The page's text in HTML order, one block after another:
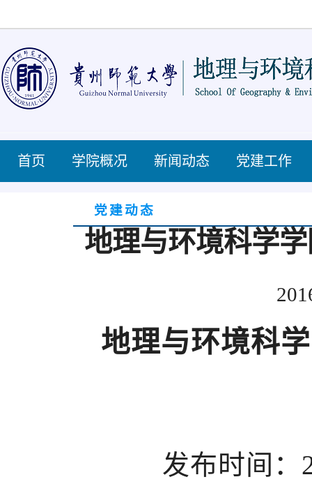
首页 学院概况 新闻动态 党建工作
党建动态
地理与环境科学
地理与环境科
发布时间：